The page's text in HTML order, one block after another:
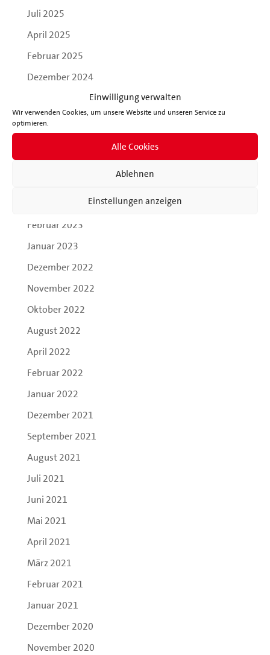
Einwilligung verwalten
Wir verwenden Cookies, um unsere Website und unseren Service zu
optimieren.
Alle Cookies
Ablehnen
Einstellungen anzeigen
Juli 2025
April 2025
Februar 2025
Dezember 2024
September 2024
Mai 2024
Januar 2024
Februar 2023
Januar 2023
Dezember 2022
November 2022
Oktober 2022
August 2022
April 2022
Februar 2022
Januar 2022
Dezember 2021
September 2021
August 2021
Juli 2021
Juni 2021
Mai 2021
April 2021
März 2021
Februar 2021
Januar 2021
Dezember 2020
November 2020